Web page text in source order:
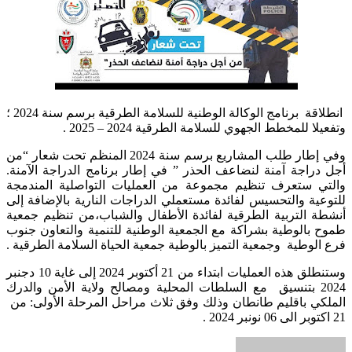
انطلاقة برنامج الوكالة الوطنية للسلامة الطرقية برسم سنة 2024 ؛
وتفعيلا للمخطط الجهوي للسلامة الطرقية 2024 – 2025 .
وفي إطار طلب المشاريع برسم سنة 2024 المنظم تحت شعار “من
أجل دراجة آمنة لنضاعف الحذر ” في إطار برنامج الدراجة الآمنة.
والتي ستعرف تنظيم مجموعة من العمليات التواصلية المندمجة
للتوعية والتحسيس لفائدة مستعملي الدراجات النارية بالإضافة إلى
أنشطة التربية الطرقية لفائدة الأطفال والشباب،من تنظيم جمعية
طموح بالوطية بشراكة مع الجمعية الوطنية للتنمية والتعاون جنوب
فرع الوطية وجمعية التميز بالوطية جمعية الحياة السلامة الطرقية .
وستنطلق هذه العمليات ابتداء من 21 أكتوبر 2024 إلى غاية 10 دجنبر
2024 بتنسيق مع السلطات المحلية ومصالح ولاية الأمن والدرك
الملكي باقليم طانطان وذلك وفق ثلاث مراحل المرحلة الأولى: من
21 اكتوبر الى 06 نونبر 2024 .